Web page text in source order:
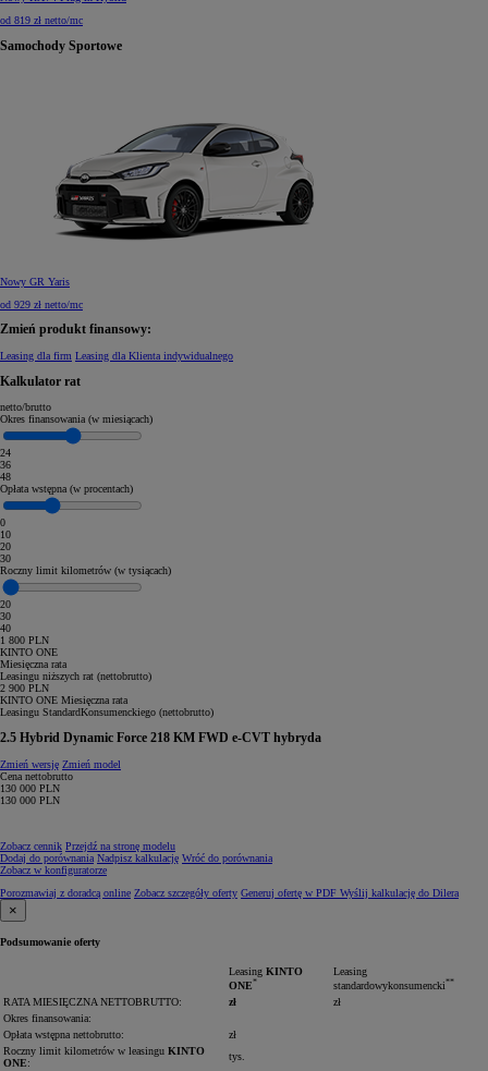
od 819 zł netto/mc
Samochody Sportowe
Nowy GR Yaris
od 929 zł netto/mc
Zmień produkt finansowy:
Leasing dla firm Leasing dla Klienta indywidualnego
Kalkulator rat
netto/brutto
Okres finansowania (w miesiącach)
24
36
48
Opłata wstępna (w procentach)
0
10
20
30
Roczny limit kilometrów (w tysiącach)
20
30
40
1 800 PLN
KINTO ONE
Miesięczna rata
Leasingu niższych rat (nettobrutto)
2 900 PLN
KINTO ONE Miesięczna rata
Leasingu StandardKonsumenckiego (nettobrutto)
2.5 Hybrid Dynamic Force 218 KM FWD e-CVT hybryda
Zmień wersję Zmień model
Cena nettobrutto
130 000 PLN
130 000 PLN
Zobacz cennik Przejdź na stronę modelu
Dodaj do porównania Nadpisz kalkulację Wróć do porównania
Zobacz w konfiguratorze
Porozmawiaj z doradcą online Zobacz szczegóły oferty Generuj ofertę w PDF Wyślij kalkulację do Dilera
×
Podsumowanie oferty
Leasing KINTO
ONE*
Leasing
standardowykonsumencki**
RATA MIESIĘCZNANETTOBRUTTO: zł
zł
Okres finansowania:
Opłata wstępna nettobrutto:
zł
Roczny limit kilometrów w leasingu KINTO
ONE:
tys.